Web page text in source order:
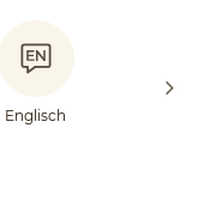
Englisch